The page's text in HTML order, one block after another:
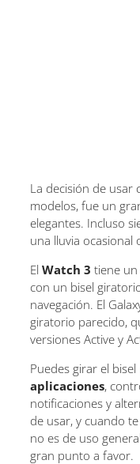
La decisión de usar
modelos, fue un
elegantes. Incluso
una lluvia ocasional
El Watch 3 tiene
con un bisel
navegación. El
giratorio parecido,
versiones Active y
Puedes girar el bisel
aplicaciones,
notificaciones y
de usar, y cuando
no es de uso
gran punto a favor.